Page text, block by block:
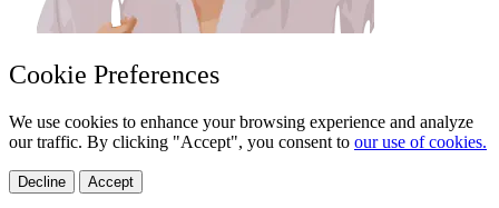
Cookie Preferences
We use cookies to enhance your browsing experience and analyze
our traffic. By clicking "Accept", you consent to our use of cookies.
Decline Accept